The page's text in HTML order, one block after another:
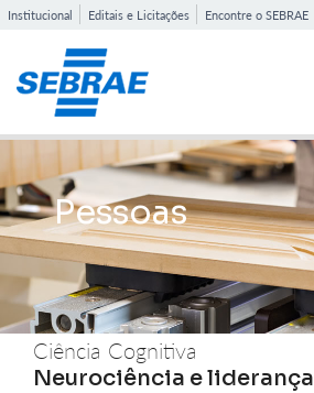
Institucional Editais e Licitações Encontre o SEBRAE
Pessoas
Ciência Cognitiva
Neurociência e liderança